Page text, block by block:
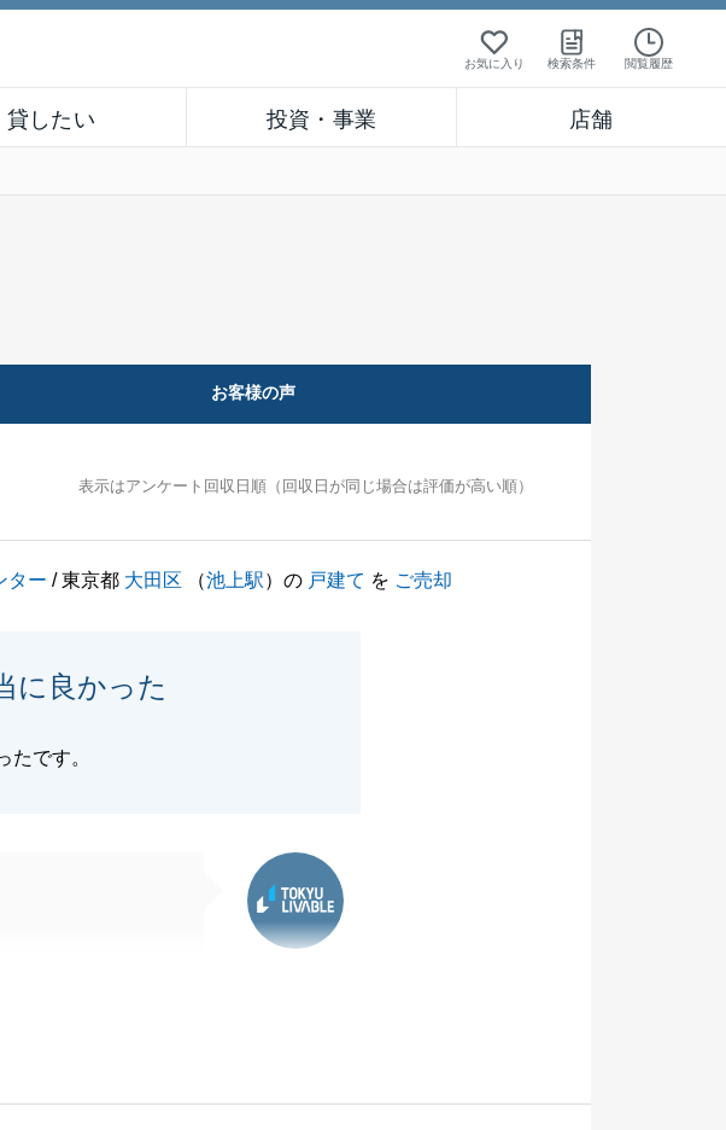
お気に入り 検索条件 閲覧履歴
貸したい 投資・事業 店舗
お客様の声
表示はアンケート回収日順（回収日が同じ場合は評価が高い順）
ター / 東京都 大田区 （池上駅）の 戸建て を ご売却
に良かった
です。
て御礼申し上げ